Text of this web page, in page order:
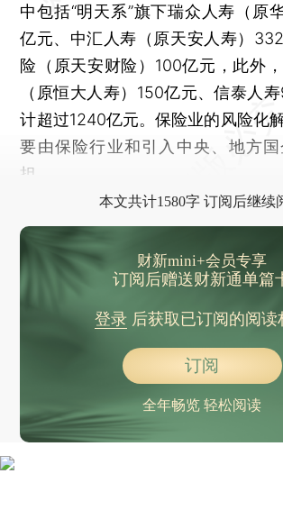
中包括“明天系”旗下瑞众人寿（原
亿元、中汇人寿（原天安人寿）
险（原天安财险）100亿元，此外
（原恒大人寿）150亿元、信泰人
计超过1240亿元。保险业的风险化
要由保险行业和引入中央、地方
担。
本文共计1580字 订阅后继续
财新mini+会员专享
订阅后赠送财新通单篇
登录后获取已订阅的阅读
订阅
全年畅览 轻松阅读